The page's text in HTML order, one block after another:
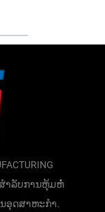
ສຳລັບການຫຸ້ມຫໍ່
ອຸດສາຫະກຳ.